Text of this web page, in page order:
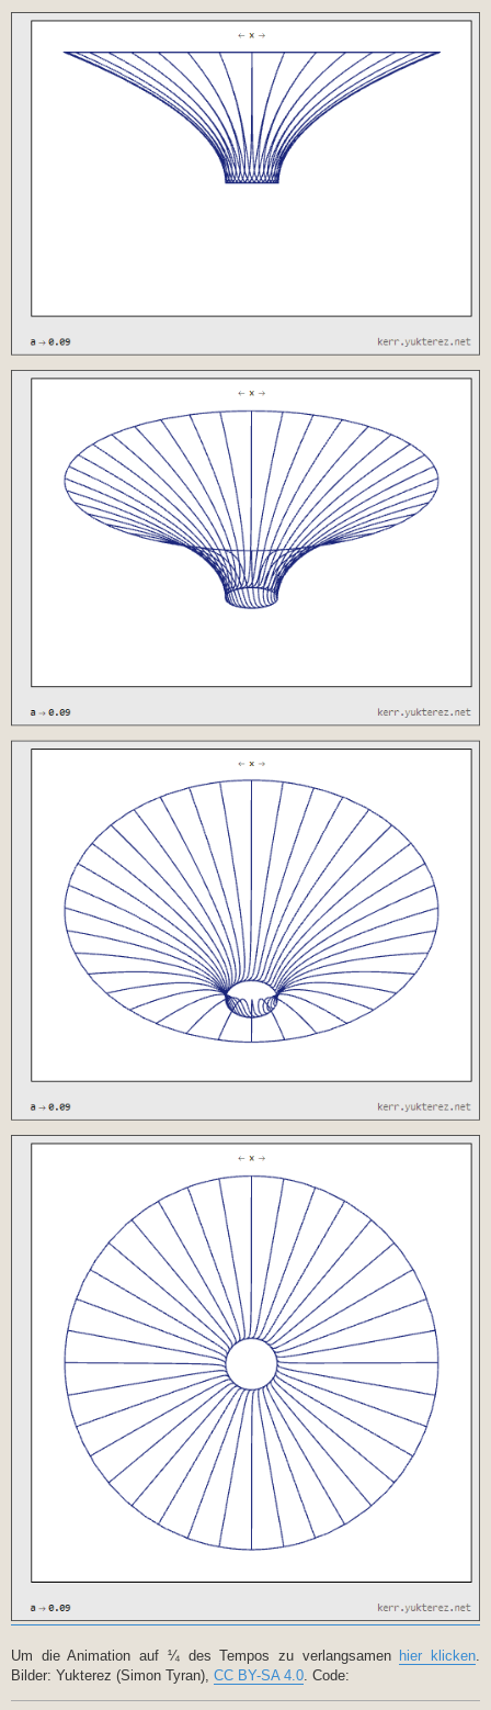
Um die Animation auf ¼ des Tempos zu verlangsamen hier klicken.
Bilder: Yukterez (Simon Tyran), CC BY-SA 4.0. Code: